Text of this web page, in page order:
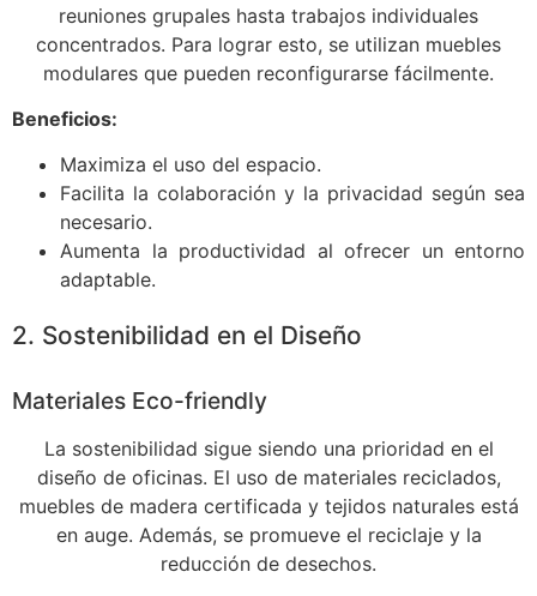
reuniones grupales hasta trabajos individuales
concentrados. Para lograr esto, se utilizan muebles
modulares que pueden reconfigurarse fácilmente.
Beneficios:
Maximiza el uso del espacio.
Facilita la colaboración y la privacidad según sea
necesario.
Aumenta la productividad al ofrecer un entorno
adaptable.
2. Sostenibilidad en el Diseño
Materiales Eco-friendly
La sostenibilidad sigue siendo una prioridad en el
diseño de oficinas. El uso de materiales reciclados,
muebles de madera certificada y tejidos naturales está
en auge. Además, se promueve el reciclaje y la
reducción de desechos.